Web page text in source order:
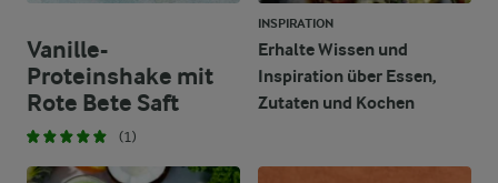
Vanille-
Proteinshake mit
Rote Bete Saft
(1)
INSPIRATION
Erhalte Wissen und
Inspiration über Essen,
Zutaten und Kochen